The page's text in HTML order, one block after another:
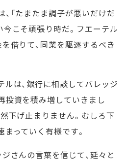
「たまたま調子が悪いだけだ
こそ頑張り時だ。フエーテル
借りて、同業を駆逐するべき
は、銀行に相談してバレッジ
投資を積み増していきまし
下げ止まりません。むしろ下
っていく有様です。
さんの言葉を信じて、延々と